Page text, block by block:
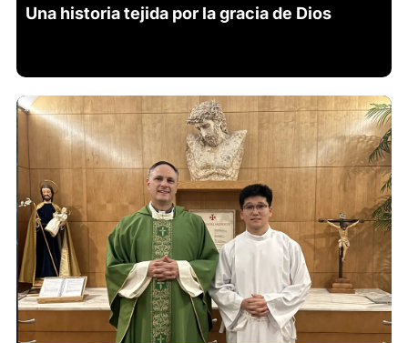
Una historia tejida por la gracia de Dios